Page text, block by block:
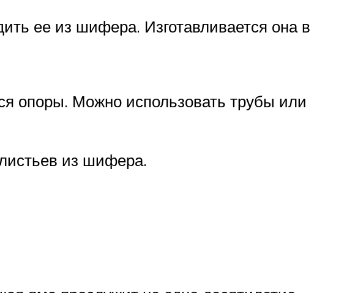
ее из шифера. Изготавливается она в
опоры. Можно использовать трубы или
из шифера.